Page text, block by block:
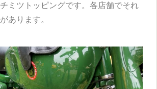
ミツトッピングです。各店舗でそれ
あります。